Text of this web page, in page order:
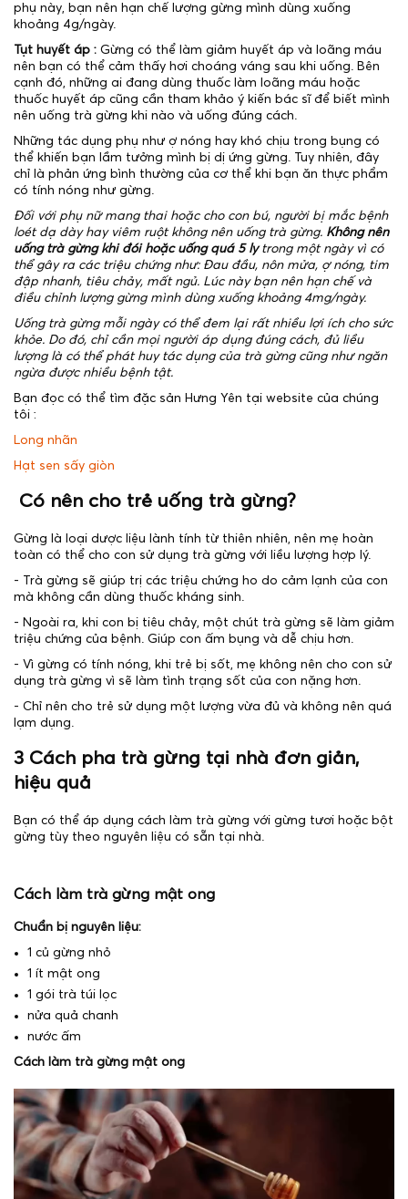
phụ này, bạn nên hạn chế lượng gừng mình dùng xuống
khoảng 4g/ngày.
Tụt huyết áp : Gừng có thể làm giảm huyết áp và loãng máu
nên bạn có thể cảm thấy hơi choáng váng sau khi uống. Bên
cạnh đó, những ai đang dùng thuốc làm loãng máu hoặc
thuốc huyết áp cũng cần tham khảo ý kiến ​​bác sĩ để biết mình
nên uống trà gừng khi nào và uống đúng cách.
Những tác dụng phụ như ợ nóng hay khó chịu trong bụng có
thể khiến bạn lầm tưởng mình bị dị ứng gừng. Tuy nhiên, đây
chỉ là phản ứng bình thường của cơ thể khi bạn ăn thực phẩm
có tính nóng như gừng.
Đối với phụ nữ mang thai hoặc cho con bú, người bị mắc bệnh
loét dạ dày hay viêm ruột không nên uống trà gừng. Không nên
uống trà gừng khi đói hoặc uống quá 5 lytrong một ngày vì có
thể gây ra các triệu chứng như: Đau đầu, nôn mửa, ợ nóng, tim
đập nhanh, tiêu chảy, mất ngủ. Lúc này bạn nên hạn chế và
điều chỉnh lượng gừng mình dùng xuống khoảng 4mg/ngày.
Uống trà gừng mỗi ngày có thể đem lại rất nhiều lợi ích cho sức
khỏe. Do đó, chỉ cần mọi người áp dụng đúng cách, đủ liều
lượng là có thể phát huy tác dụng của trà gừng cũng như ngăn
ngừa được nhiều bệnh tật.
Bạn đọc có thể tìm đặc sản Hưng Yên tại website của chúng
tôi :
Long nhãn
Hạt sen sấy giòn
Có nên cho trẻ uống trà gừng?
Gừng là loại dược liệu lành tính từ thiên nhiên, nên mẹ hoàn
toàn có thể cho con sử dụng trà gừng với liều lượng hợp lý.
- Trà gừng sẽ giúp trị các triệu chứng ho do cảm lạnh của con
mà không cần dùng thuốc kháng sinh.
- Ngoài ra, khi con bị tiêu chảy, một chút trà gừng sẽ làm giảm
triệu chứng của bệnh. Giúp con ấm bụng và dễ chịu hơn.
- Vì gừng có tính nóng, khi trẻ bị sốt, mẹ không nên cho con sử
dụng trà gừng vì sẽ làm tình trạng sốt của con nặng hơn.
- Chỉ nên cho trẻ sử dụng một lượng vừa đủ và không nên quá
lạm dụng.
3 Cách pha trà gừng tại nhà đơn giản,
hiệu quả
Bạn có thể áp dụng cách làm trà gừng với gừng tươi hoặc bột
gừng tùy theo nguyên liệu có sẵn tại nhà.
Cách làm trà gừng mật ong
Chuẩn bị nguyên liệu:
1 củ gừng nhỏ
1 ít mật ong
1 gói trà túi lọc
nửa quả chanh
nước ấm
Cách làm trà gừng mật ong